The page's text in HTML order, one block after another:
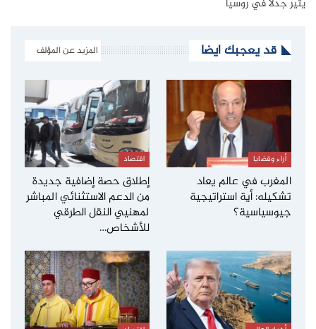
يثير جدلا في روسيا
قد يعجبك ايضا المزيد عن المؤلف
أراء وقضايا
المغرب في عالم يعاد
تشكيله: أية استراتيجية
جيوسياسية؟
اقتصاد
إطلاق حصة إضافية جديدة
من الدعم الاستثنائي المباشر
لمهنيي النقل الطرقي
للأشخاص…